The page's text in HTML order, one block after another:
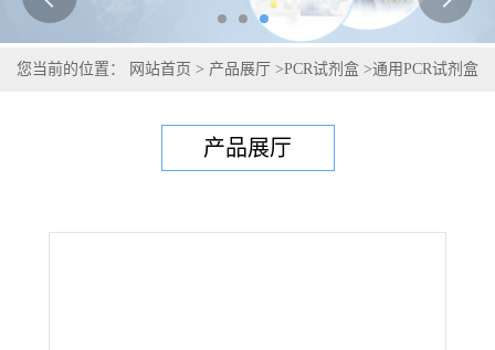
您当前的位置： 网站首页 > 产品展厅 >PCR试剂盒 >通用PCR试剂盒
产品展厅